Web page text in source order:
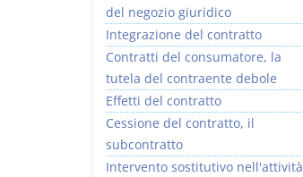
del negozio giuridico
Integrazione del contratto
Contratti del consumatore, la
tutela del contraente debole
Effetti del contratto
Cessione del contratto, il
subcontratto
Intervento sostitutivo nell'attività